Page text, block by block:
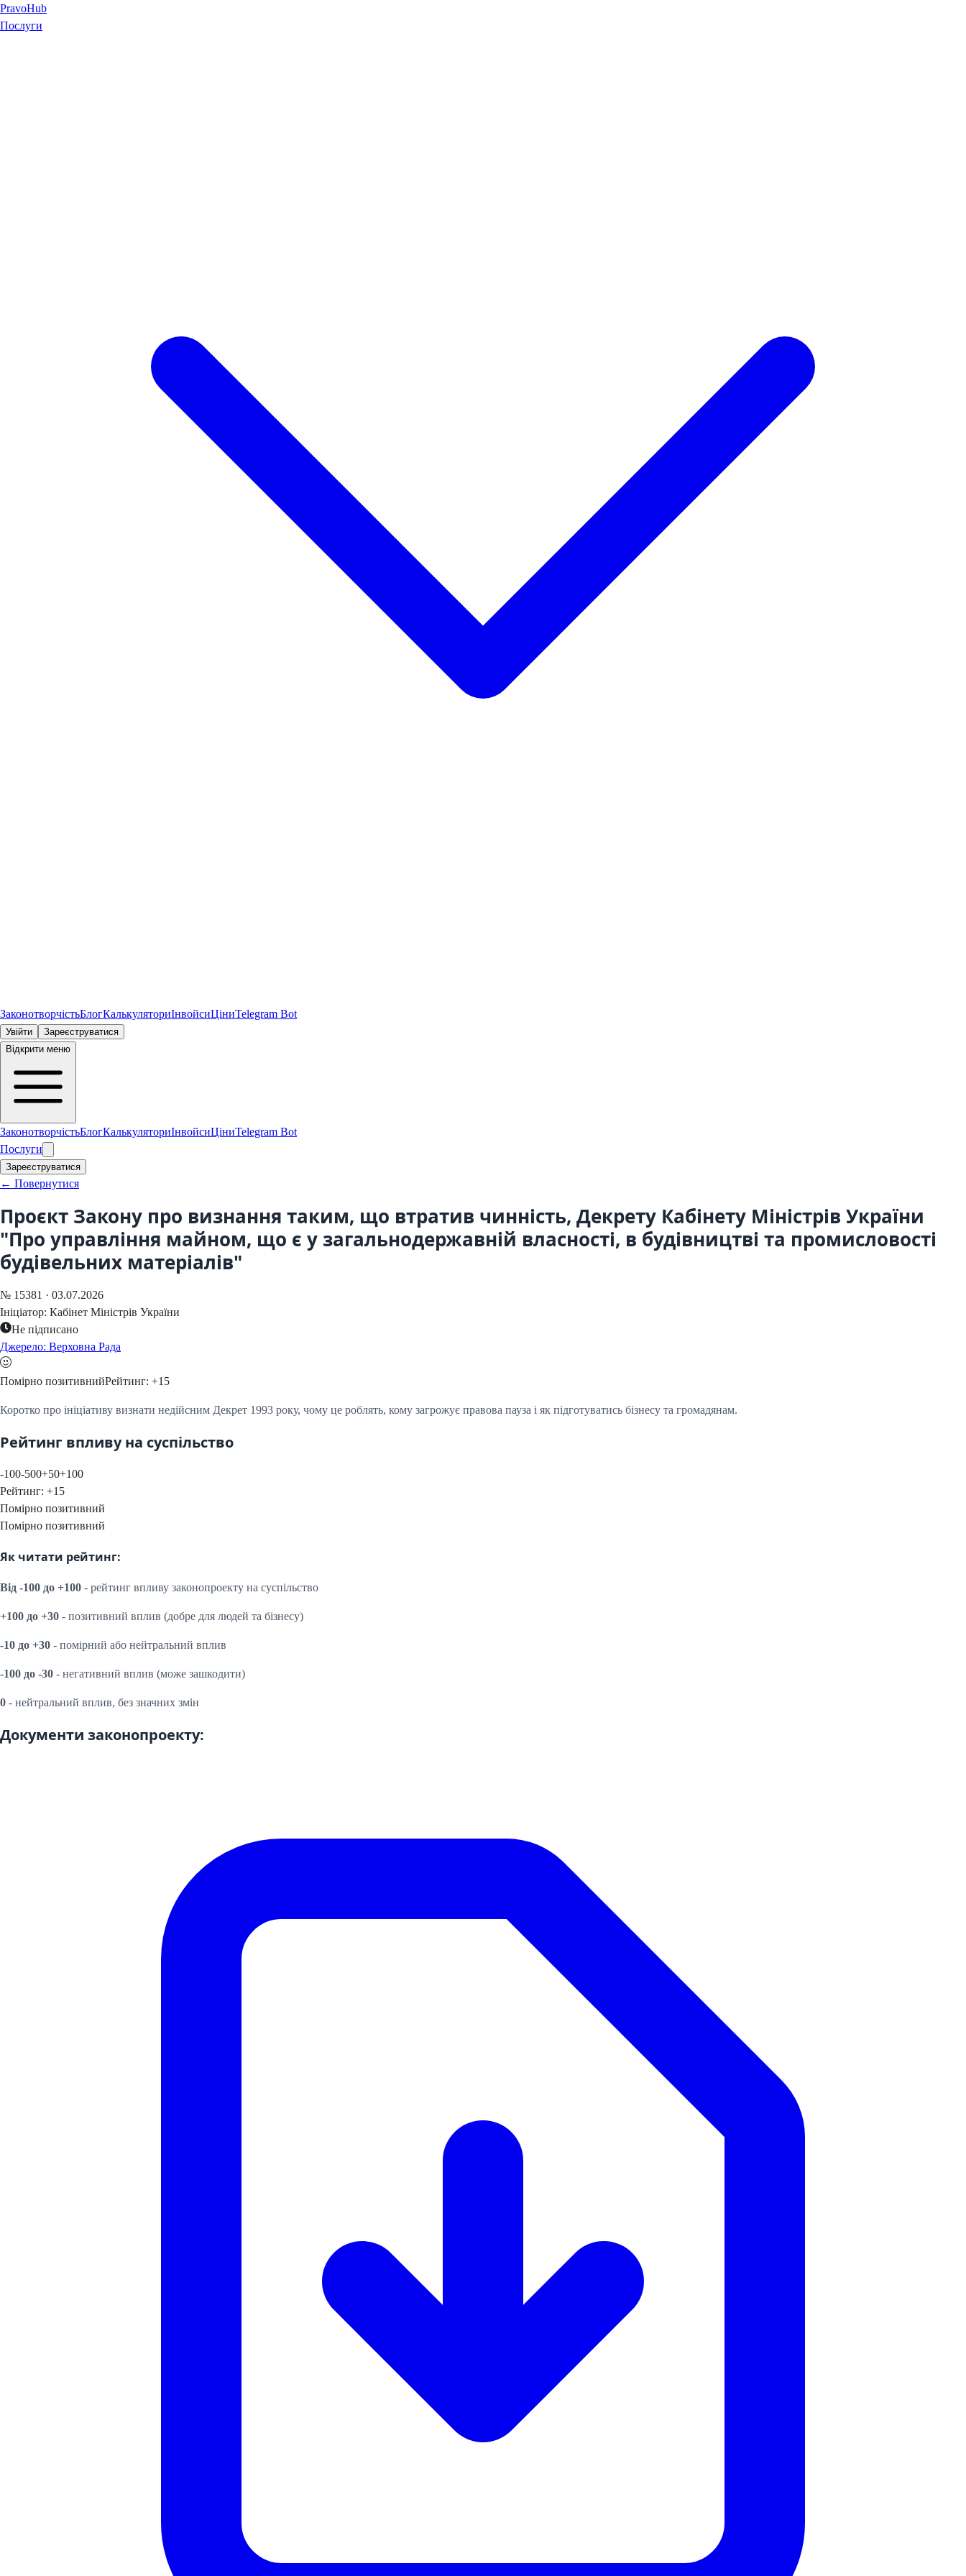
PravoHub
Послуги
ЗаконотворчістьБлогКалькуляториІнвойсиЦіниTelegram Bot
Увійти
Зареєструватися
Відкрити меню
ЗаконотворчістьБлогКалькуляториІнвойсиЦіниTelegram Bot
Послуги
Зареєструватися
← Повернутися
Проєкт Закону про визнання таким, що втратив чинність, Декрету Кабінету Міністрів України
"Про управління майном, що є у загальнодержавній власності, в будівництві та промисловості
будівельних матеріалів"
№ 15381 · 03.07.2026
Ініціатор: Кабінет Міністрів України
Не підписано
Джерело: Верховна Рада
Помірно позитивнийРейтинг: +15
Коротко про ініціативу визнати недійсним Декрет 1993 року, чому це роблять, кому загрожує правова пауза і як підготуватись бізнесу та громадянам.
Рейтинг впливу на суспільство
-100-500+50+100
Рейтинг: +15
Помірно позитивний
Помірно позитивний
Як читати рейтинг:
Від -100 до +100 - рейтинг впливу законопроекту на суспільство
+100 до +30 - позитивний вплив (добре для людей та бізнесу)
-10 до +30 - помірний або нейтральний вплив
-100 до -30 - негативний вплив (може зашкодити)
0 - нейтральний вплив, без значних змін
Документи законопроекту: